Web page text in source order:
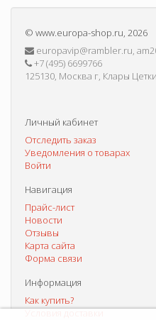
© www.europa-shop.ru, 2026
europavip@rambler.ru,
+7 (495) 6699766
125130, Москва г, Клары
Личный кабинет
Отследить заказ
Уведомления о товарах
Войти
Навигация
Прайс-лист
Новости
Отзывы
Карта сайта
Форма связи
Информация
Как купить?
Условия доставки